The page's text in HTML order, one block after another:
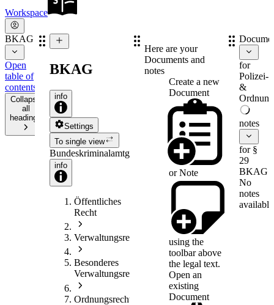
Workspace
BKAG
Open
table of
contents
Collapse
all
headings
BKAG
info
Settings
To single view
Bundeskriminalamtgesetz
info
Öffentliches
Recht
Verwaltungsrecht
Besonderes
Verwaltungsrecht
Ordnungsrecht
Here are your
Documents and
notes
Create a new
Document
orNote
using the
toolbar above
the legal text.
Open an
existing
Document
for
Polizei-
&
notes
for §
29
BKAG
No
notes